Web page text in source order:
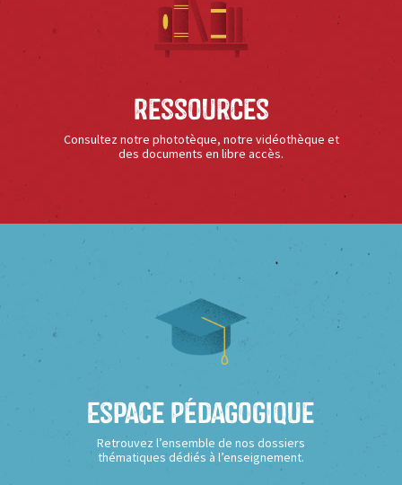
Ressources
Consultez notre phototèque, notre vidéothèque et
des documents en libre accès.
Espace Pédagogique
Retrouvez l’ensemble de nos dossiers
thématiques dédiés à l’enseignement.